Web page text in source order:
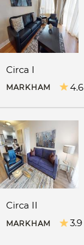
Circa I
MARKHAM 4.6
Circa II
MARKHAM 3.9